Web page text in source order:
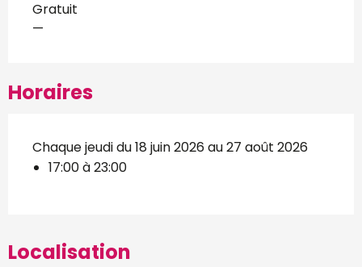
Gratuit
—
Horaires
Chaque jeudi du 18 juin 2026 au 27 août 2026
17:00 à 23:00
Localisation